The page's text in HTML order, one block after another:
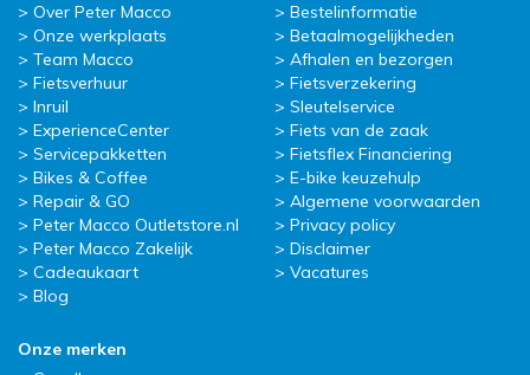
Over Peter Macco
Onze werkplaats
Team Macco
Fietsverhuur
Inruil
ExperienceCenter
Servicepakketten
Bikes & Coffee
Repair & GO
Peter Macco Outletstore.nl
Peter Macco Zakelijk
Cadeaukaart
Blog
Bestelinformatie
Betaalmogelijkheden
Afhalen en bezorgen
Fietsverzekering
Sleutelservice
Fiets van de zaak
Fietsflex Financiering
E-bike keuzehulp
Algemene voorwaarden
Privacy policy
Disclaimer
Vacatures
Onze merken